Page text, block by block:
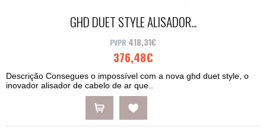
GHD DUET STYLE ALISADOR...
418,31€
376,48€
Descrição Consegues o impossível com a nova ghd duet style, o
inovador alisador de cabelo de ar que..